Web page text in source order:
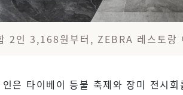
2인 3,168원부터, ZEBRA 레스토
은 타이베이 등불 축제와 장미 전시